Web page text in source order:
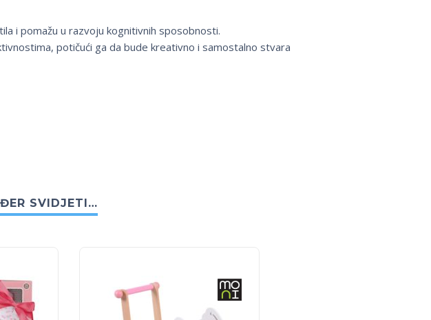
i pomažu u razvoju kognitivnih sposobnosti.
potičući ga da bude kreativno i samostalno stvara
SVIDJETI…